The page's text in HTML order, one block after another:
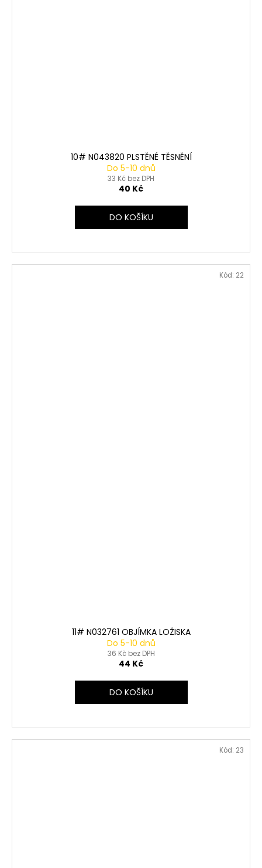
10# N043820 PLSTĚNÉ TĚSNĚNÍ
Do 5-10 dnů
33 Kč bez DPH
40 Kč
DO KOŠÍKU
11# N032761 OBJÍMKA LOŽISKA
Do 5-10 dnů
36 Kč bez DPH
44 Kč
DO KOŠÍKU
Kód: 22
Kód: 23